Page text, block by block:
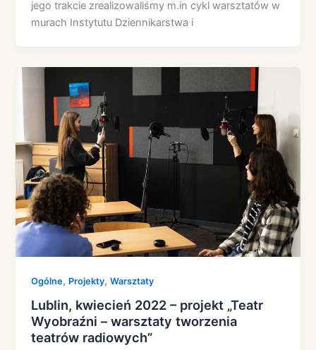
jego trakcie zrealizowaliśmy m.in cykl warsztatów w
murach Instytutu Dziennikarstwa i
Ogólne, Projekty,Warsztaty
Lublin, kwiecień 2022 – projekt „Teatr
Wyobraźni – warsztaty tworzenia
teatrów radiowych”